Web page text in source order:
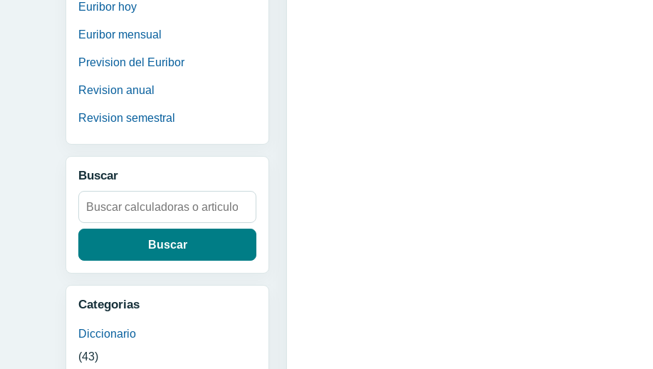
Euribor hoy
Euribor mensual
Prevision del Euribor
Revision anual
Revision semestral
Buscar
Buscar:
Categorias
Diccionario
(43)